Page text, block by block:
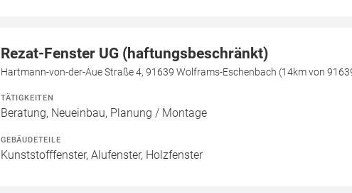
Rezat-Fenster UG (haftungsbeschränkt)
Hartmann-von-der-Aue Straße 4, 91639 Wolframs-Eschenbach (14km von
TÄTIGKEITEN
Beratung, Neueinbau, Planung / Montage
GEBÄUDETEILE
Kunststofffenster, Alufenster, Holzfenster